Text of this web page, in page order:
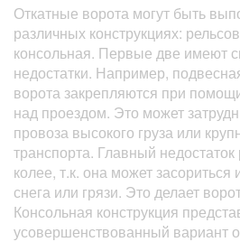
Откатные ворота могут быть
различных конструкциях:
консольная. Первые две имеют
недостатки. Например,
ворота закрепляются при
над проездом. Это может
провоза высокого груза или
транспорта. Главный недостаток
колее, т.к. она может
снега или грязи. Это делает
Консольная конструкция
усовершенствованный вариант